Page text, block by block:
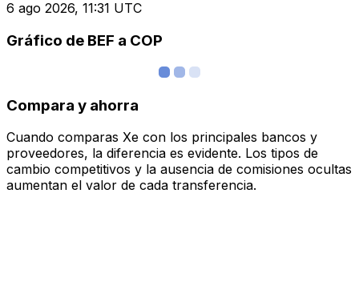
6 ago 2026, 11:31 UTC
Gráfico de BEF a COP
Compara y ahorra
Cuando comparas Xe con los principales bancos y
proveedores, la diferencia es evidente. Los tipos de
cambio competitivos y la ausencia de comisiones ocultas
aumentan el valor de cada transferencia.